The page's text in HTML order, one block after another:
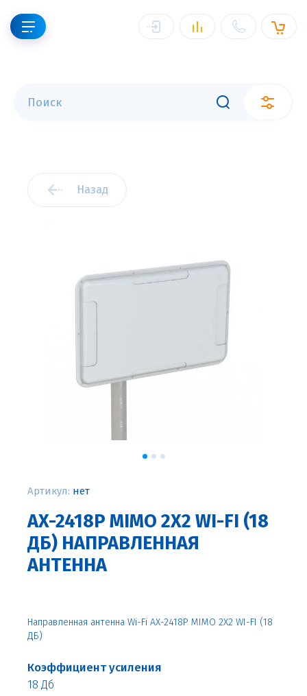
Назад
Артикул: нет
AX-2418P MIMO 2X2 WI-FI (18
ДБ) НАПРАВЛЕННАЯ
АНТЕННА
Направленная антенна Wi-Fi AX-2418P MIMO 2X2 WI-FI (18
ДБ)
Коэффициент усиления
18 Дб